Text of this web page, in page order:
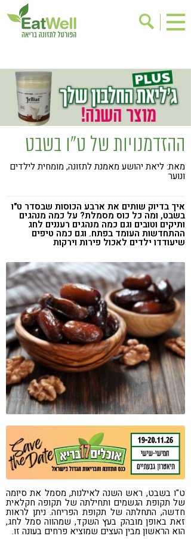
בישול בריא
אינדקס עסקים
ריפוי ומניעת מחלות
בריאות האישה
תוספי תזונה
מתכוני בריאות
אירועים
שינוי תזונתי
גישות בתזונה
דיאטה
ניקוי רעלים
מזונות על
ילדים
תזונה וספורט
הפרעות קשב & ריכוז
אכילה רגשית
קורונה
טבעונות
ההזדמנויות של ט"ו בשבט
מאת: ליאת יהושע מאמנת לתזונה, מומחית לילדים
ונוער
איך בדיוק שותים את ארבע הכוסות שבסדר ט"ו
בשבט, ומה כל כוס מסמלת? על כמה מנהגים
ותיקים וטובים וגם כמה מנהגים רעננים לחג
ההתחדשות העומד בפתח. וגם כמה טיפים
שיעודדו ילדים לאכול פירות וירקות
ט"ו בשבט, ראש השנה לאילנות, מסמל את סיומה
של תקופת הגשמים ותחילתה של תקופה חקלאית
חדשה, התחלתה של תקופת הפריחה. ניתן לראות
זאת באופן מובהק בעץ השקד, שמהווה סמל לחג,
הוא הראשון מבין העצים שמוציא פרחים בעונה זו.